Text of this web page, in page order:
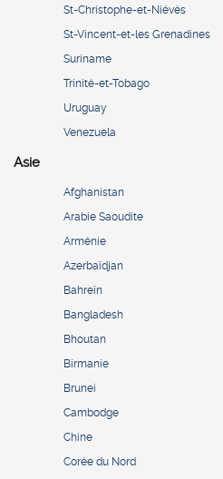
St-Christophe-et-Niévès
St-Vincent-et-les Grenadines
Suriname
Trinité-et-Tobago
Uruguay
Venezuela
Asie
Afghanistan
Arabie Saoudite
Arménie
Azerbaïdjan
Bahreïn
Bangladesh
Bhoutan
Birmanie
Brunei
Cambodge
Chine
Corée du Nord